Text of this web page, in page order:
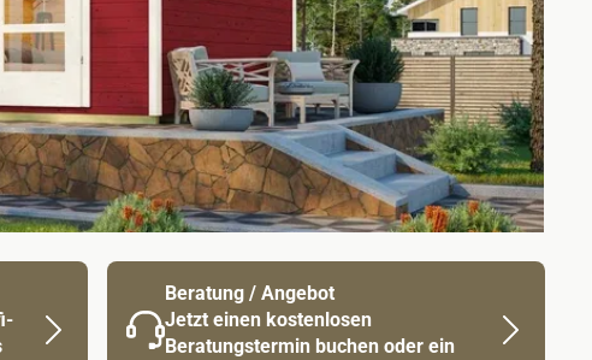
Beratung / Angebot
Jetzt einen kostenlosen
Beratungstermin buchen oder ein